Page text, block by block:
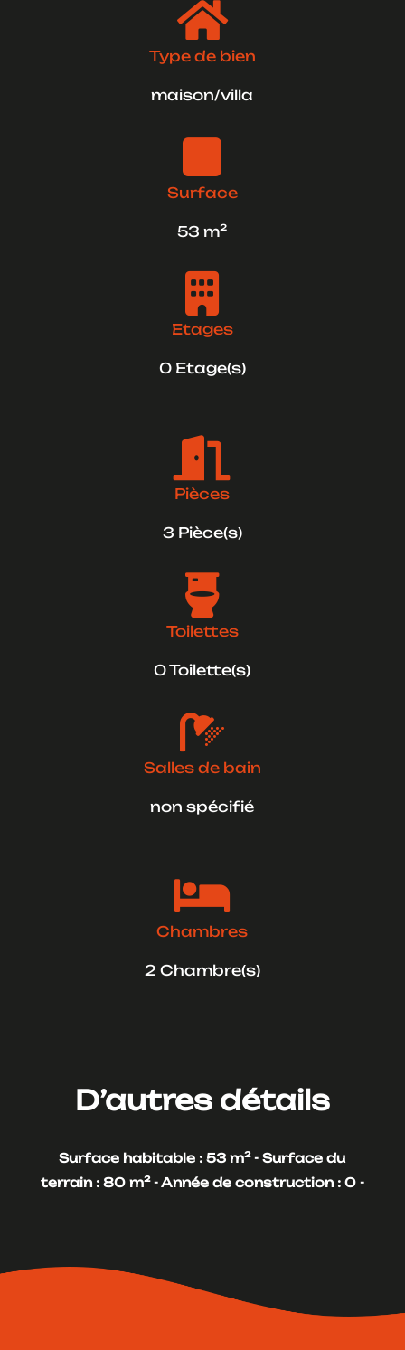

Type de bien
maison/villa

Surface
53 m²

Etages
0 Etage(s)

Pièces
3 Pièce(s)

Toilettes
0 Toilette(s)

Salles de bain
non spécifié

Chambres
2 Chambre(s)
D’autres détails
Surface habitable : 53 m² -Surface du
terrain : 80 m² -Année de construction : 0 -